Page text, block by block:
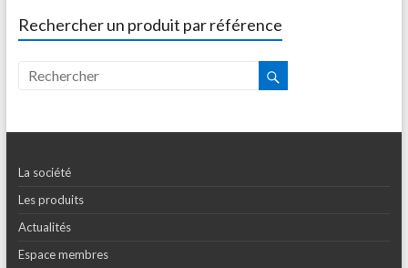
Rechercher un produit par référence
La société
Les produits
Actualités
Espace membres